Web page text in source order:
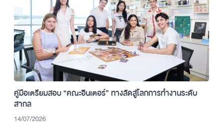
คู่มือเตรียมสอบ “คณะอินเตอร์” ทางลัดสู่โลกการทำงานระดับ
สากล
14/07/2026